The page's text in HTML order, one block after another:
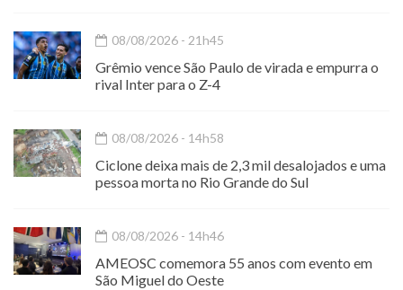
08/08/2026 - 21h45
Grêmio vence São Paulo de virada e empurra o
rival Inter para o Z-4
08/08/2026 - 14h58
Ciclone deixa mais de 2,3 mil desalojados e uma
pessoa morta no Rio Grande do Sul
08/08/2026 - 14h46
AMEOSC comemora 55 anos com evento em
São Miguel do Oeste